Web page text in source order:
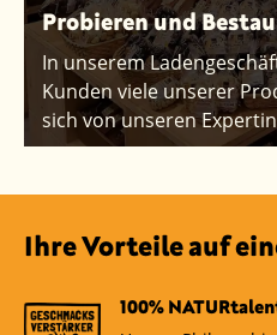
Probieren und
In unserem
Kunden viele unserer
sich von unseren
Ihre Vorteile auf
100%